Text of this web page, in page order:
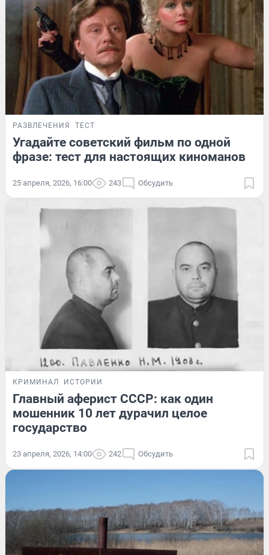
РАЗВЛЕЧЕНИЯ ТЕСТ
Угадайте советский фильм по одной
фразе: тест для настоящих киноманов
25 апреля, 2026, 16:00 243 Обсудить
КРИМИНАЛ ИСТОРИИ
Главный аферист СССР: как один
мошенник 10 лет дурачил целое
государство
23 апреля, 2026, 14:00 242 Обсудить